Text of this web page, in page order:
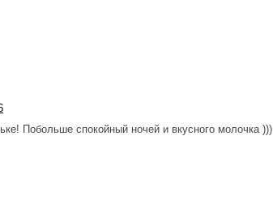
Побольше спокойный ночей и вкусного молочка )))